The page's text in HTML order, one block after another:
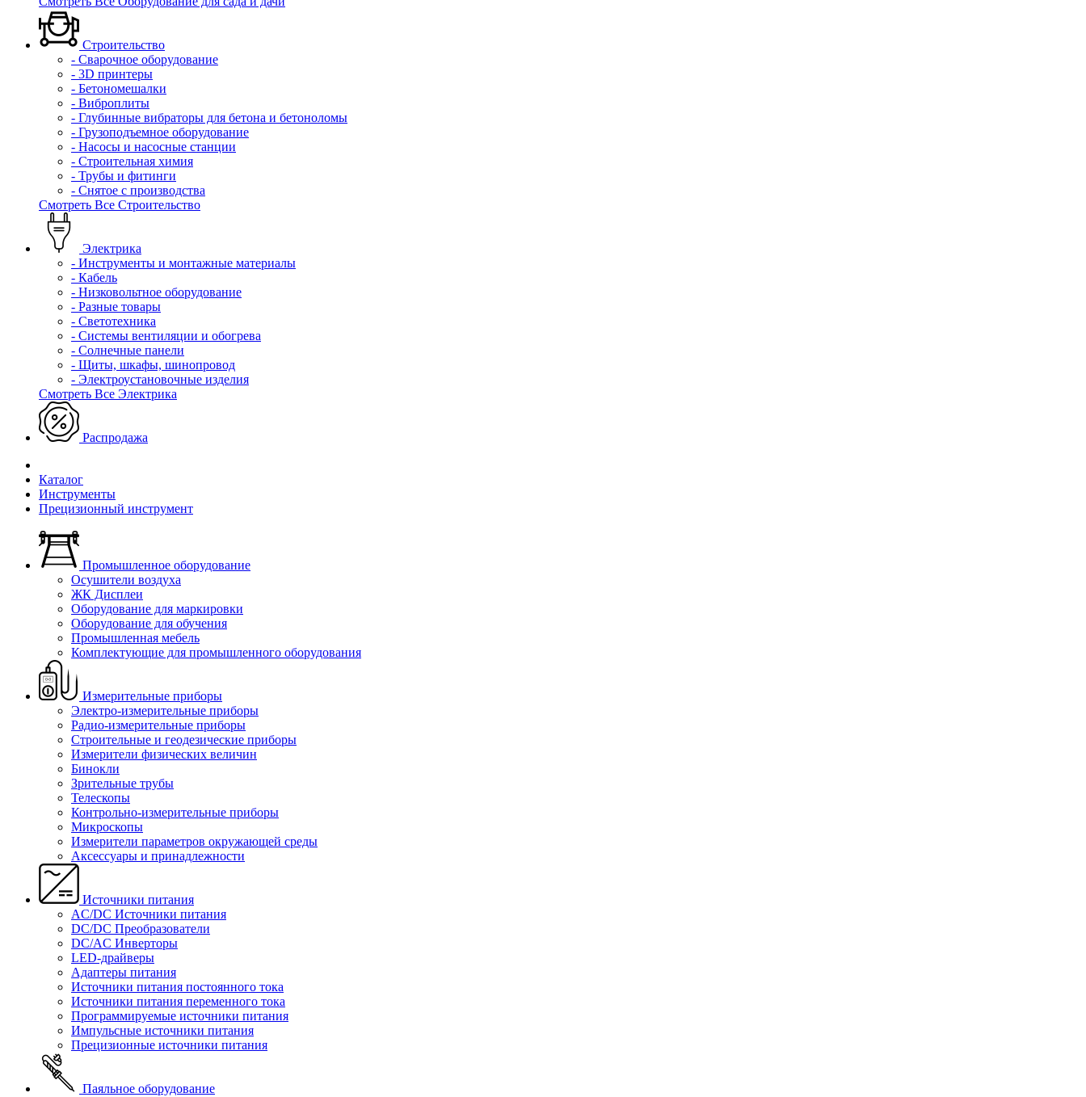
Строительство
- Сварочное оборудование
- 3D принтеры
- Бетономешалки
- Виброплиты
- Глубинные вибраторы для бетона и бетоноломы
- Грузоподъемное оборудование
- Насосы и насосные станции
- Строительная химия
- Трубы и фитинги
- Снятое с производства
Смотреть Все Строительство
Электрика
- Инструменты и монтажные материалы
- Кабель
- Низковольтное оборудование
- Разные товары
- Светотехника
- Системы вентиляции и обогрева
- Солнечные панели
- Щиты, шкафы, шинопровод
- Электроустановочные изделия
Смотреть Все Электрика
Распродажа
Каталог
Инструменты
Прецизионный инструмент
Промышленное оборудование
Осушители воздуха
ЖК Дисплеи
Оборудование для маркировки
Оборудование для обучения
Промышленная мебель
Комплектующие для промышленного оборудования
Измерительные приборы
Электро-измерительные приборы
Радио-измерительные приборы
Строительные и геодезические приборы
Измерители физических величин
Бинокли
Зрительные трубы
Телескопы
Контрольно-измерительные приборы
Микроскопы
Измерители параметров окружающей среды
Аксессуары и принадлежности
Источники питания
AC/DC Источники питания
DC/DC Преобразователи
DC/AC Инверторы
LED-драйверы
Адаптеры питания
Источники питания постоянного тока
Источники питания переменного тока
Программируемые источники питания
Импульсные источники питания
Прецизионные источники питания
Паяльное оборудование